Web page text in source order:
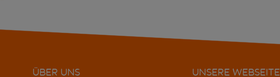
ÜBER UNS UNSERE WEBSEITE